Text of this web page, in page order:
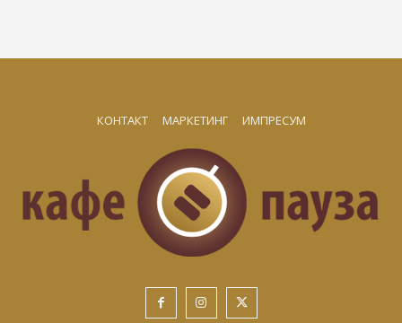
КОНТАКТ МАРКЕТИНГ ИМПРЕСУМ